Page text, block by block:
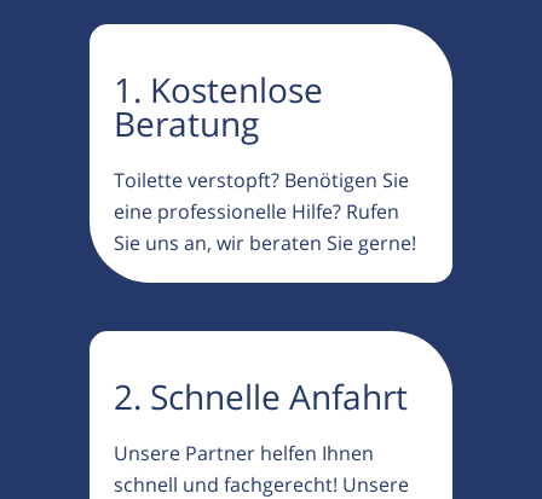
1. Kostenlose
Beratung
Toilette verstopft? Benötigen Sie
eine professionelle Hilfe? Rufen
Sie uns an, wir beraten Sie gerne!
2. Schnelle Anfahrt
Unsere Partner helfen Ihnen
schnell und fachgerecht! Unsere